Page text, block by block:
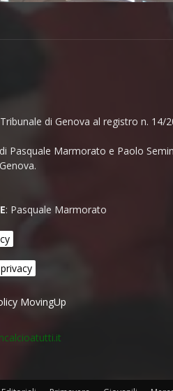
di Genova al registro n. 14/
di Pasquale Marmorato e Paolo
: Pasquale Marmorato
MovingUp